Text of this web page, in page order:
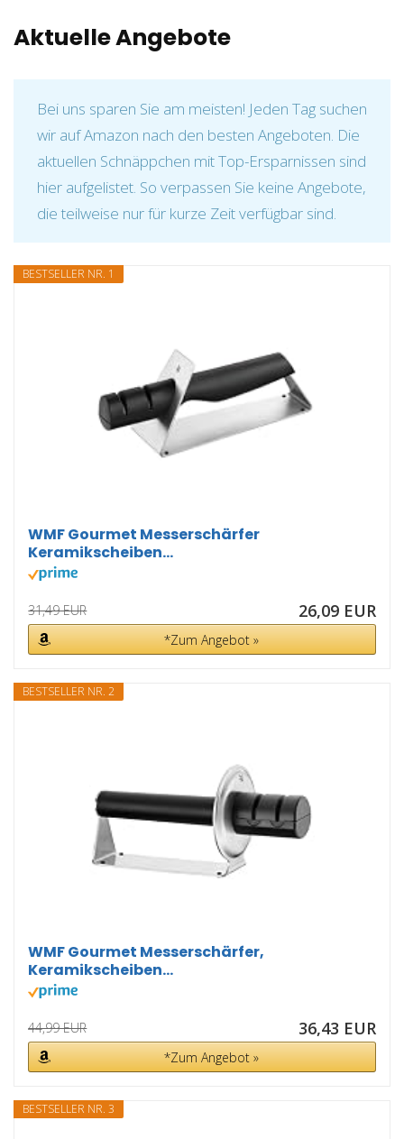
Aktuelle Angebote
Bei uns sparen Sie am meisten! Jeden Tag suchen
wir auf Amazon nach den besten Angeboten. Die
aktuellen Schnäppchen mit Top-Ersparnissen sind
hier aufgelistet. So verpassen Sie keine Angebote,
die teilweise nur für kurze Zeit verfügbar sind.
BESTSELLER NR. 1
WMF Gourmet Messerschärfer
Keramikscheiben...
31,49 EUR 26,09 EUR
*Zum Angebot »
BESTSELLER NR. 2
WMF Gourmet Messerschärfer,
Keramikscheiben...
44,99 EUR 36,43 EUR
*Zum Angebot »
BESTSELLER NR. 3